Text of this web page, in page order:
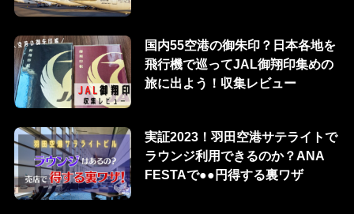
国内55空港の御朱印？日本各地を
飛行機で巡ってJAL御翔印集めの
旅に出よう！収集レビュー
実証2023！羽田空港サテライトで
ラウンジ利用できるのか？ANA
FESTAで●●円得する裏ワザ